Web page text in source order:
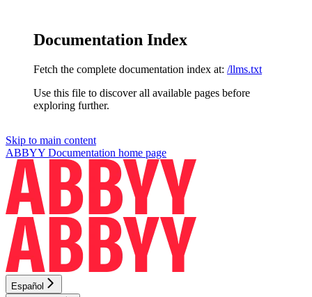
Documentation Index
Fetch the complete documentation index at: /llms.txt
Use this file to discover all available pages before
exploring further.
Skip to main content
ABBYY Documentation home page
Español